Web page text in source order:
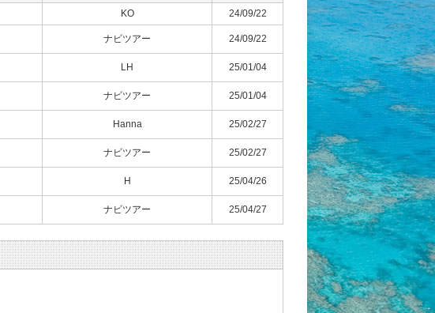
KO 24/09/22
ナビツアー 24/09/22
LH 25/01/04
ナビツアー 25/01/04
Hanna 25/02/27
ナビツアー 25/02/27
H 25/04/26
ナビツアー 25/04/27